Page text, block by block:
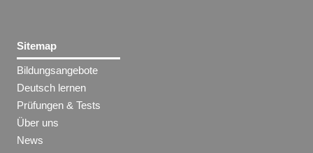
Sitemap
Bildungsangebote
Deutsch lernen
Prüfungen & Tests
Über uns
News